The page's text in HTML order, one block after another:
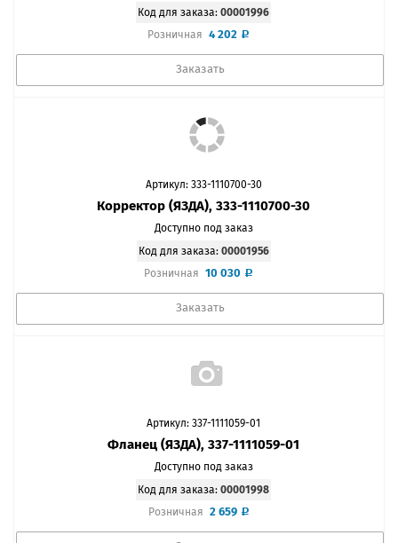
Код для заказа: 00001996
Розничная 4 202
Заказать
Артикул: 333-1110700-30
Корректор (ЯЗДА), 333-1110700-30
Доступно под заказ
Код для заказа: 00001956
Розничная 10 030
Заказать
Артикул: 337-1111059-01
Фланец (ЯЗДА), 337-1111059-01
Доступно под заказ
Код для заказа: 00001998
Розничная 2 659